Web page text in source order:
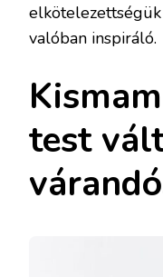
valóban inspiráló.
test